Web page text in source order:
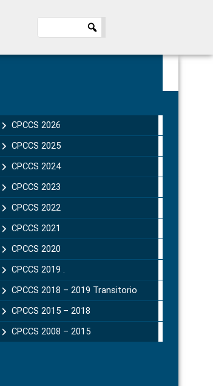
Sidebar
CPCCS 2026
CPCCS 2025
CPCCS 2024
CPCCS 2023
CPCCS 2022
CPCCS 2021
CPCCS 2020
CPCCS 2019 .
CPCCS 2018 – 2019 Transitorio
CPCCS 2015 – 2018
CPCCS 2008 – 2015